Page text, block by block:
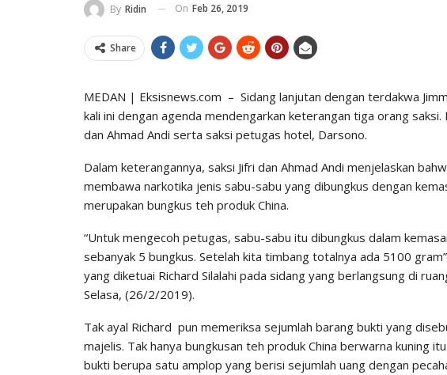
By Ridin On Feb 26, 2019
Share
MEDAN | Eksisnews.com – Sidang lanjutan dengan terdakwa
kali ini dengan agenda mendengarkan keterangan tiga orang saksi.
dan Ahmad Andi serta saksi petugas hotel, Darsono.
Dalam keterangannya, saksi Jifri dan Ahmad Andi menjelaskan
membawa narkotika jenis sabu-sabu yang dibungkus dengan
merupakan bungkus teh produk China.
“Untuk mengecoh petugas, sabu-sabu itu dibungkus dalam
sebanyak 5 bungkus. Setelah kita timbang totalnya ada 5100
yang diketuai Richard Silalahi pada sidang yang berlangsung di
Selasa, (26/2/2019).
Tak ayal Richard pun memeriksa sejumlah barang bukti yang
majelis. Tak hanya bungkusan teh produk China berwarna kuning
bukti berupa satu amplop yang berisi sejumlah uang dengan